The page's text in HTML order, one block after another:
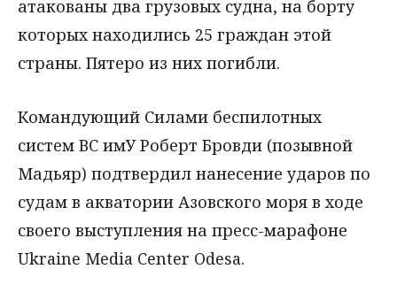
атакованы два грузовых судна, на борту
которых находились 25 граждан этой
страны. Пятеро из них погибли.
Командующий Силами беспилотных
систем ВС имУ Роберт Бровди (позывной
Мадьяр) подтвердил нанесение ударов по
судам в акватории Азовского моря в ходе
своего выступления на пресс-марафоне
Ukraine Media Center Odesa.